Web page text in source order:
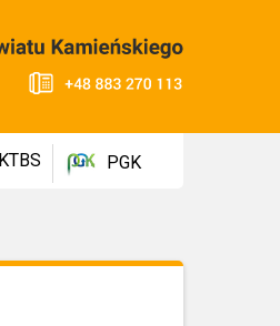
KTBS PGK